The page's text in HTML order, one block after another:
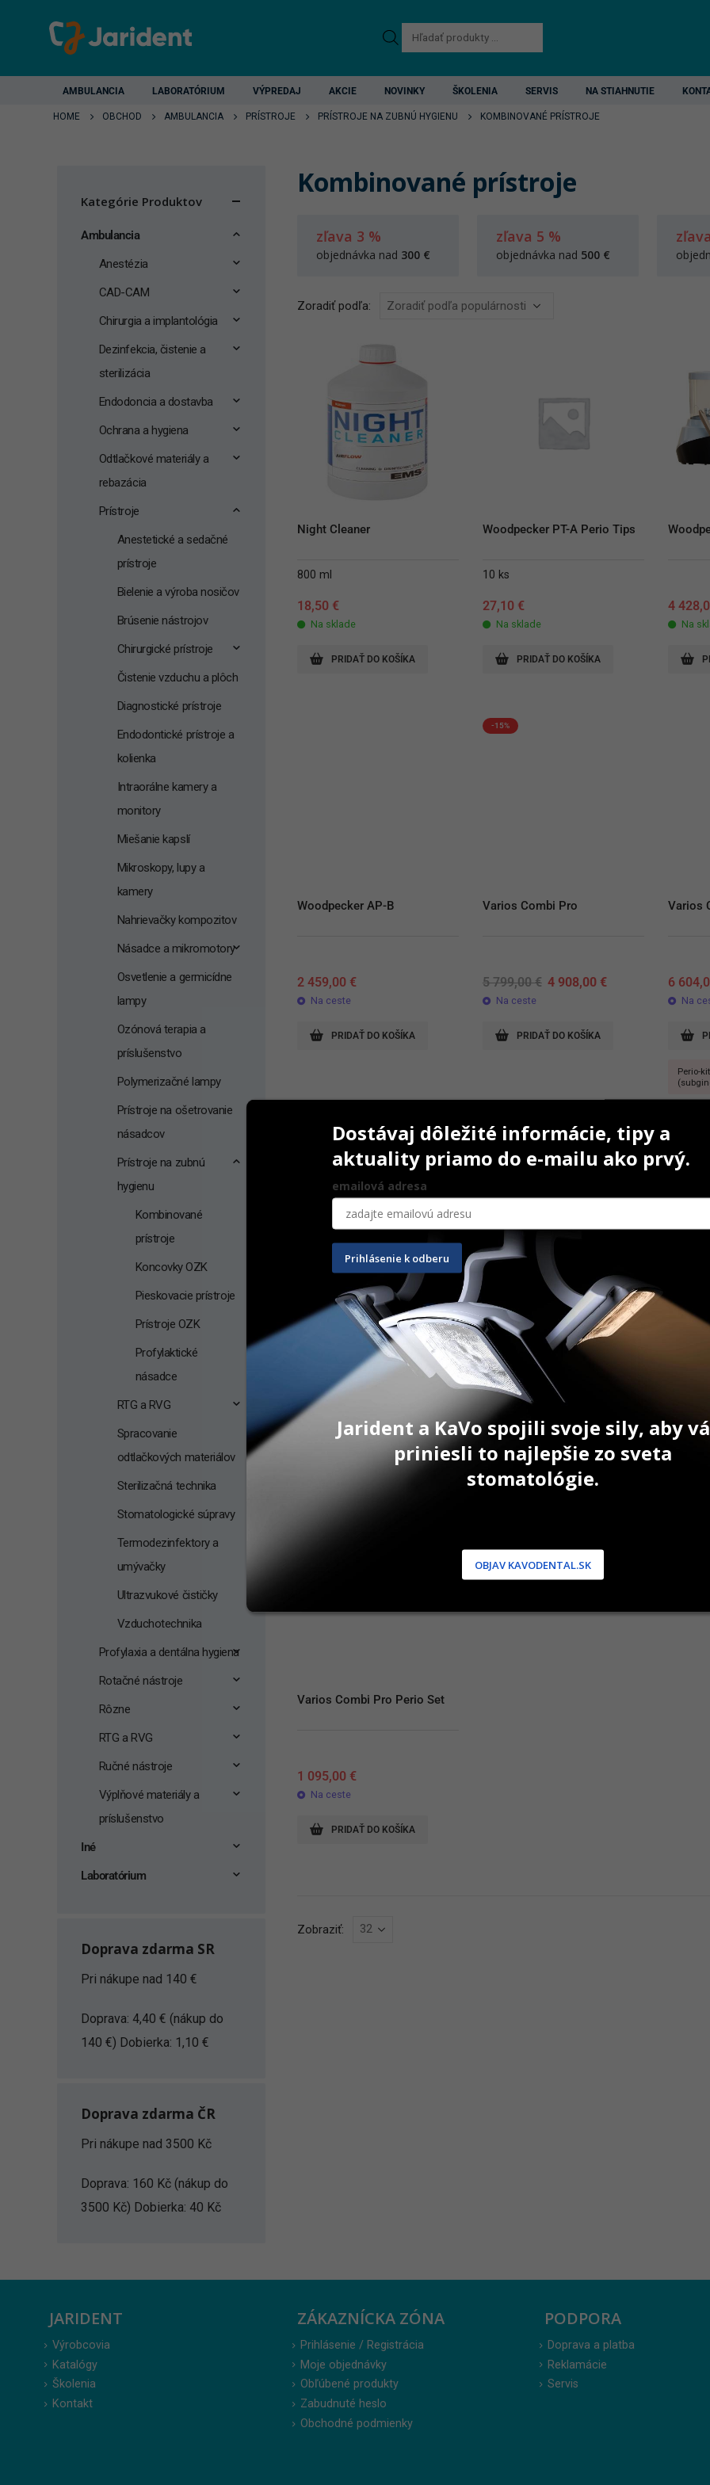
Products
search
AMBULANCIA LABORATÓRIUM VÝPREDAJ AKCIE NOVINKY ŠKOLENIA SERVIS NA STIAHNUTIE
HOME OBCHOD AMBULANCIA PRÍSTROJE PRÍSTROJE NA ZUBNÚ HYGIENU KOMBINOVANÉ PRÍSTROJE
Kombinované prístroje
zľava 3 %
objednávka nad 300 €
zľava 5 %
objednávka nad 500 €
Zoradiť podľa:
Night Cleaner
800 ml
18,50 €
Na sklade
PRIDAŤ DO KOŠÍKA
Woodpecker PT-A Perio Tips
10 ks
27,10 €
Na sklade
PRIDAŤ DO KOŠÍKA
4
Na
Woodpecker AP-B
2 459,00 €
Na ceste
PRIDAŤ DO KOŠÍKA
-15%
Varios Combi Pro
5 799,00€ Original
799,00 €.
4 908,00 €Current
Na ceste
PRIDAŤ DO KOŠÍKA
Varios
6
Na
Perio-
Varios Combi Pro2 Perio Set
1 385,00
PRIDAŤ DO KOŠÍKA
MyLunos Duo/Vector stolík
1 277,00
Na ceste
PRIDAŤ DO KOŠÍKA
Na
Varios Combi Pro Perio Set
1 095,00 €
Na ceste
PRIDAŤ DO KOŠÍKA
Zobraziť:
Kategórie Produktov
Ambulancia
Anestézia
CAD-CAM
Chirurgia a implantológia
Dezinfekcia, čistenie a
sterilizácia
Endodoncia a dostavba
Ochrana a hygiena
Odtlačkové materiály a
rebazácia
Prístroje
Anestetické a sedačné
prístroje
Bielenie a výroba nosičov
Brúsenie nástrojov
Chirurgické prístroje
Čistenie vzduchu a plôch
Diagnostické prístroje
Endodontické prístroje a
kolienka
Intraorálne kamery a
monitory
Miešanie kapslí
Mikroskopy, lupy a
kamery
Nahrievačky kompozitov
Násadce a mikromotory
Osvetlenie a germicídne
lampy
Ozónová terapia a
príslušenstvo
Polymerizačné lampy
Prístroje na ošetrovanie
násadcov
Prístroje na zubnú
hygienu
Kombinované
prístroje
Koncovky OZK
Pieskovacie prístroje
Prístroje OZK
Profylaktické
násadce
RTG a RVG
Spracovanie
odtlačkových materiálov
Sterilizačná technika
Stomatologické súpravy
Termodezinfektory a
umývačky
Ultrazvukové čističky
Vzduchotechnika
Profylaxia a dentálna hygiena
Rotačné nástroje
Rôzne
RTG a RVG
Ručné nástroje
Výplňové materiály a
príslušenstvo
Iné
Laboratórium
Doprava zdarma SR
Pri nákupe nad 140 €
Doprava: 4,40 € (nákup do
140 €) Dobierka: 1,10 €
Doprava zdarma ČR
Pri nákupe nad 3500 Kč
Doprava: 160 Kč (nákup do
3500 Kč) Dobierka: 40 Kč
JARIDENT
Výrobcovia
Katalógy
Školenia
Kontakt
ZÁKAZNÍCKA ZÓNA
Prihlásenie / Registrácia
Moje objednávky
Obľúbené produkty
Zabudnuté heslo
Obchodné podmienky
PODPORA
Doprava a platba
Reklamácie
Servis
Dostávaj dôležité informácie, tipy a
aktuality priamo do e-mailu ako prvý.
emailová adresa
Prihlásenie k odberu
Jarident a KaVo spojili svoje sily, aby
priniesli to najlepšie zo sveta
stomatológie.
OBJAV KAVODENTAL.SK